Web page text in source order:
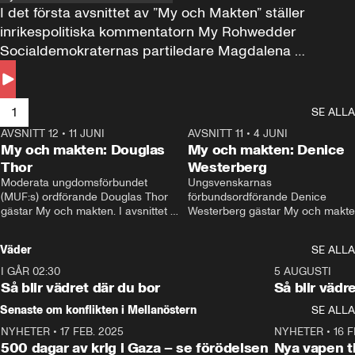
I det första avsnittet av ”My och Makten” ställer
inrikespolitiska kommentatorn My Rohwedder
Socialdemokraternas partiledare Magdalena
Andersson till svars.
1
SE ALLA
AVSNITT 12 • 11 JUNI
My och makten: Douglas
Thor
Moderata ungdomsförbundet
(MUF:s) ordförande Douglas Thor
gästar My och makten. I avsnittet
AVSNITT 11 • 4 JUNI
My och makten: Denice
Westerberg
Ungsvenskarnas
förbundsordförande Denice
Westerberg gästar My och
Väder
SE ALLA
I GÅR 02:30
Så blir vädret där du bor
5 AUGUSTI
Så blir
Senaste om konflikten i Mellanöstern
SE ALLA
NYHETER • 17 FEB. 2025
500 dagar av krig i Gaza – se förödelsen
NYHETER• 16
Nya vapen